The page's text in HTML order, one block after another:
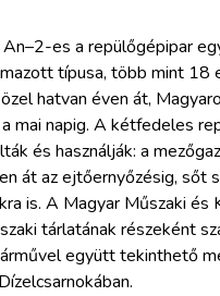
es a repülőgépipar
típusa, több mint 18
hatvan éven át,
mai napig. A kétfedeles
és használják: a
át az ejtőernyőzésig, sőt
is. A Magyar Műszaki és
tárlatának részeként
együtt tekinthető